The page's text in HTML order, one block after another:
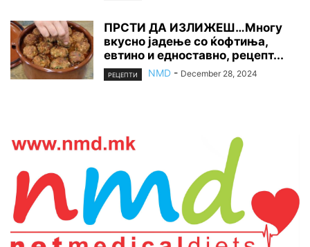
ПРСТИ ДА ИЗЛИЖЕШ…Многу
вкусно јадење со ќофтиња,
евтино и едноставно, рецепт...
РЕЦЕПТИ NMD - December 28, 2024